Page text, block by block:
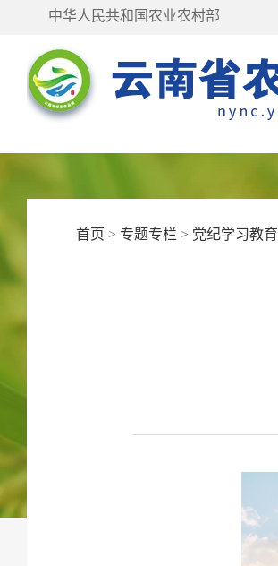
中华人民共和国农业农村部
首页 > 专题专栏 > 党纪学习教育